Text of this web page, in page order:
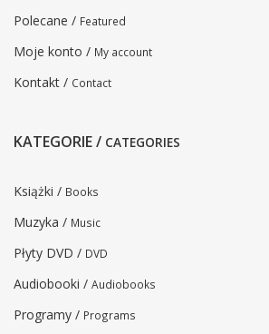
Polecane / Featured
Moje konto / My account
Kontakt / Contact
KATEGORIE / CATEGORIES
Książki / Books
Muzyka / Music
Płyty DVD / DVD
Audiobooki / Audiobooks
Programy / Programs